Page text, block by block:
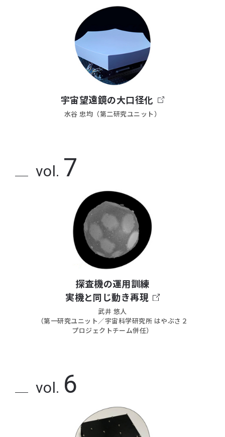
宇宙望遠鏡の大口径化
水谷 忠均（第二研究ユニット）
探査機の運用訓練
実機と同じ動き再現
vol. 7
武井 悠人
（第一研究ユニット／宇宙科学研究所 はやぶさ２
プロジェクトチーム併任）
vol. 6